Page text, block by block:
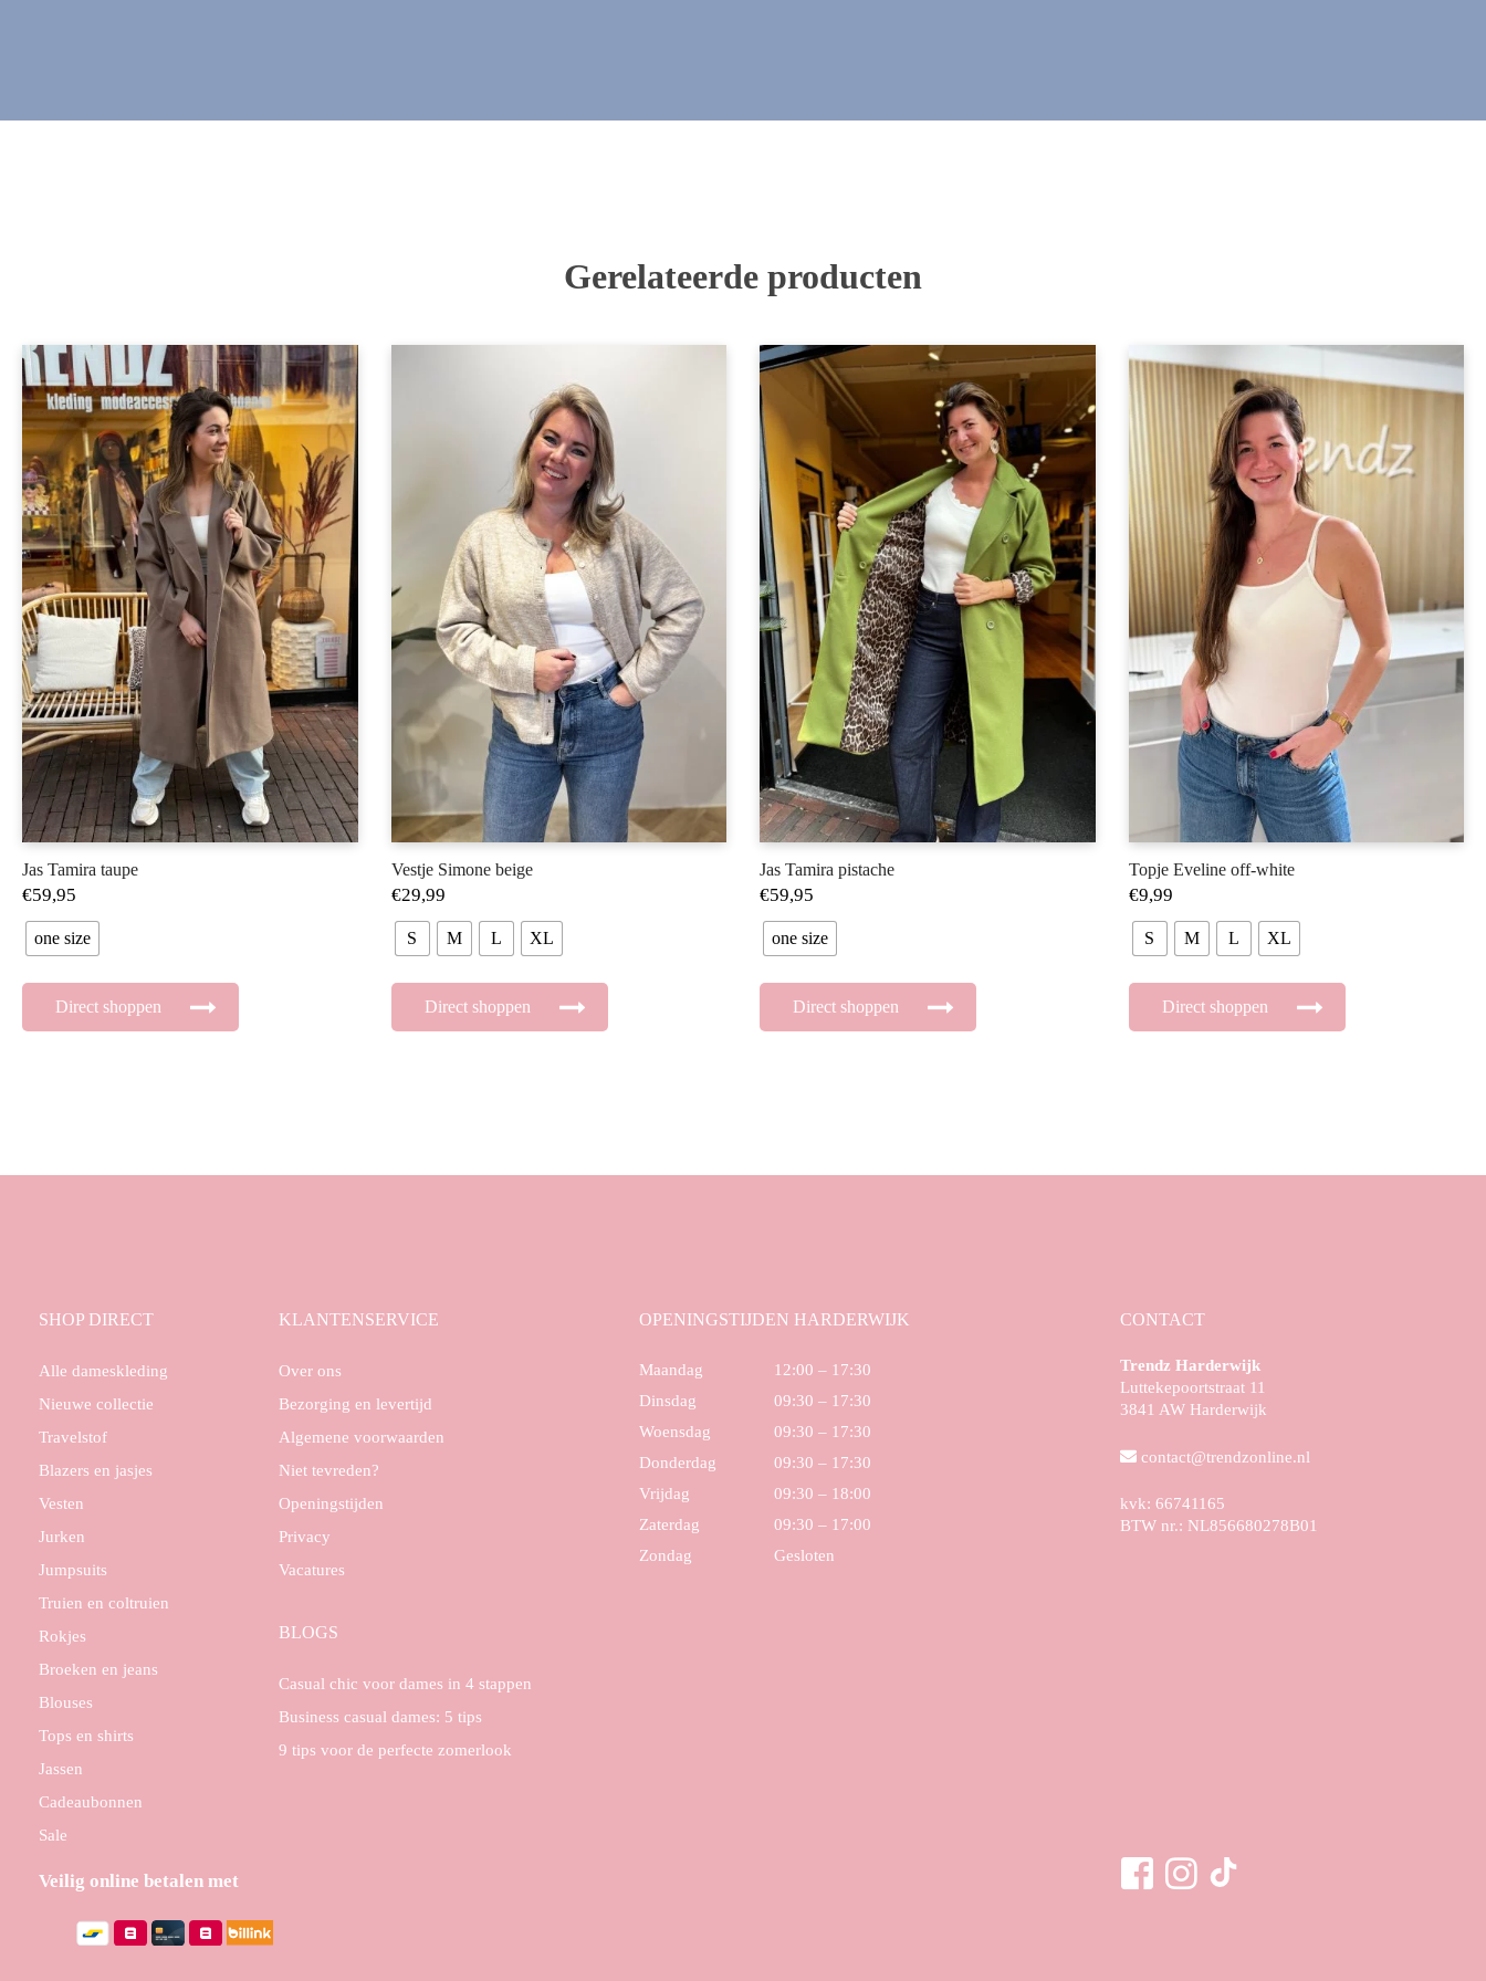
Gerelateerde producten
Jas Tamira taupe
€59,95
one size
Direct shoppen
Vestje Simone beige
€29,99
S M L XL
Direct shoppen
Jas Tamira pistache
€59,95
one size
Direct shoppen
Topje Eveline off-white
€9,99
S M L XL
Direct shoppen
SHOP DIRECT
Alle dameskleding
Nieuwe collectie
Travelstof
Blazers en jasjes
Vesten
Jurken
Jumpsuits
Truien en coltruien
Rokjes
Broeken en jeans
Blouses
Tops en shirts
Jassen
Cadeaubonnen
Sale
KLANTENSERVICE
Over ons
Bezorging en levertijd
Algemene voorwaarden
Niet tevreden?
Openingstijden
Privacy
Vacatures
BLOGS
Casual chic voor dames in 4 stappen
Business casual dames: 5 tips
9 tips voor de perfecte zomerlook
OPENINGSTIJDEN HARDERWIJK
Maandag
12:00 – 17:30
Dinsdag
09:30 – 17:30
Woensdag
09:30 – 17:30
Donderdag
09:30 – 17:30
Vrijdag
09:30 – 18:00
Zaterdag
09:30 – 17:00
Zondag
Gesloten
CONTACT
Trendz Harderwijk
Luttekepoortstraat 11
3841 AW Harderwijk
contact@trendzonline.nl
kvk: 66741165
BTW nr.: NL856680278B01
Veilig online betalen met